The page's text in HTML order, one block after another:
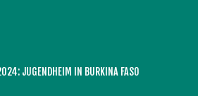
JUGENDHEIM IN BURKINA FASO